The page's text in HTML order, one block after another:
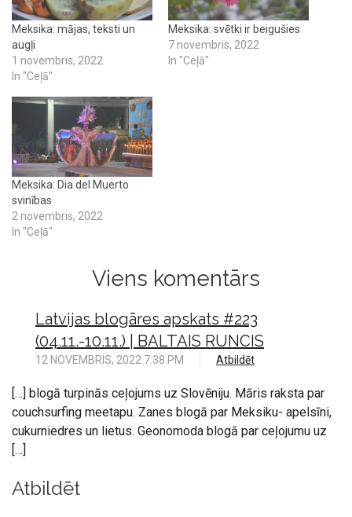
Meksika: mājas, teksti un
augļi
1 novembris, 2022
In "Ceļā"
Meksika: svētki ir beigušies
7 novembris, 2022
In "Ceļā"
Meksika: Dia del Muerto
svinības
2 novembris, 2022
In "Ceļā"
Viens komentārs
Latvijas blogāres apskats #223
(04.11.-10.11.) | BALTAIS RUNCIS
12 NOVEMBRIS, 2022 7:38 PM Atbildēt
[…] blogā turpinās ceļojums uz Slovēniju. Māris raksta par
couchsurfing meetapu. Zanes blogā par Meksiku- apelsīni,
cukurniedres un lietus. Geonomoda blogā par ceļojumu uz
[…]
Atbildēt